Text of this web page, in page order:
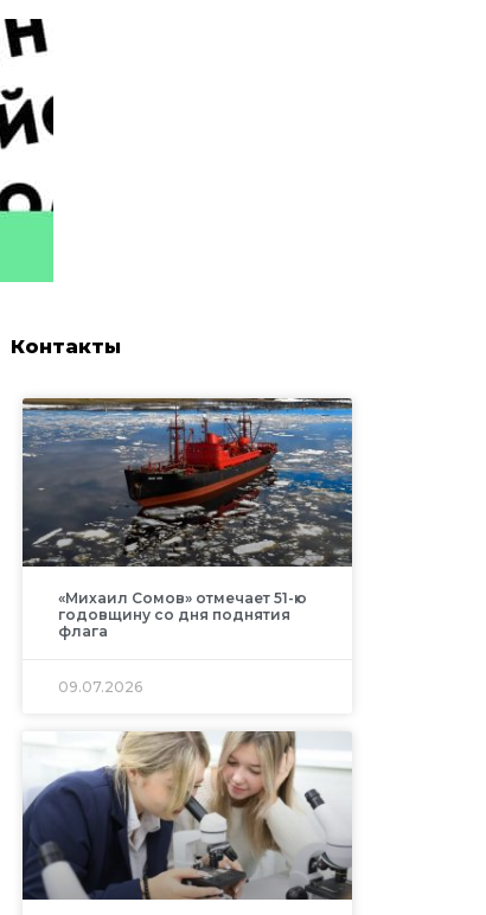
Контакты
«Михаил Сомов» отмечает 51-ю
годовщину со дня поднятия
флага
09.07.2026